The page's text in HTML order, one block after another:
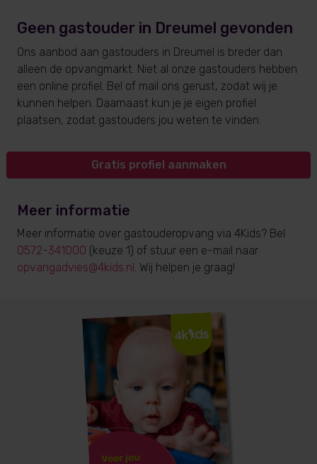
Geen gastouder in Dreumel gevonden
Ons aanbod aan gastouders in Dreumel is breder dan
alleen de opvangmarkt. Niet al onze gastouders hebben
een online profiel. Bel of mail ons gerust, zodat wij je
kunnen helpen. Daarnaast kun je je eigen profiel
plaatsen, zodat gastouders jou weten te vinden.
Gratis profiel aanmaken
Meer informatie
Meer informatie over gastouderopvang via 4Kids? Bel
0572-341000 (keuze 1) of stuur een e-mail naar
opvangadvies@4kids.nl. Wij helpen je graag!